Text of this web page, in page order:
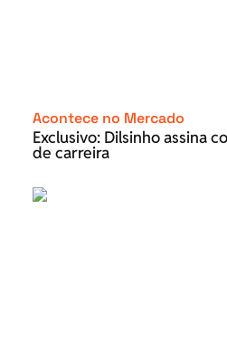
Acontece no Mercado
Exclusivo: Dilsinho assina
de carreira